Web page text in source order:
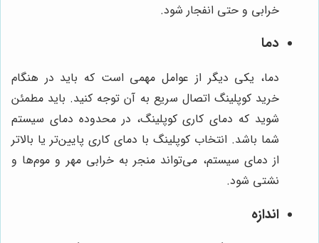
خرابی و حتی انفجار شود.
دما
دما، یکی دیگر از عوامل مهمی است که باید در هنگام
خرید کوپلینگ اتصال سریع به آن توجه کنید. باید مطمئن
شوید که دمای کاری کوپلینگ، در محدوده دمای سیستم
شما باشد. انتخاب کوپلینگ با دمای کاری پایین‌تر یا بالاتر
از دمای سیستم، می‌تواند منجر به خرابی مهر و موم‌ها و
نشتی شود.
اندازه